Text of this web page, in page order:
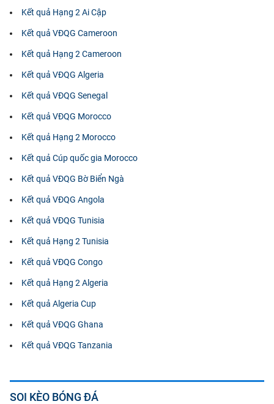
Kết quả Hạng 2 Ai Cập
Kết quả VĐQG Cameroon
Kết quả Hạng 2 Cameroon
Kết quả VĐQG Algeria
Kết quả VĐQG Senegal
Kết quả VĐQG Morocco
Kết quả Hạng 2 Morocco
Kết quả Cúp quốc gia Morocco
Kết quả VĐQG Bờ Biển Ngà
Kết quả VĐQG Angola
Kết quả VĐQG Tunisia
Kết quả Hạng 2 Tunisia
Kết quả VĐQG Congo
Kết quả Hạng 2 Algeria
Kết quả Algeria Cup
Kết quả VĐQG Ghana
Kết quả VĐQG Tanzania
SOI KÈO BÓNG ĐÁ